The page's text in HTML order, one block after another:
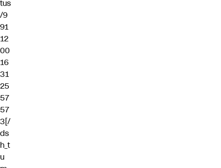
tus
/9
91
12
00
16
31
25
57
57
3[/
ds
h_t
u